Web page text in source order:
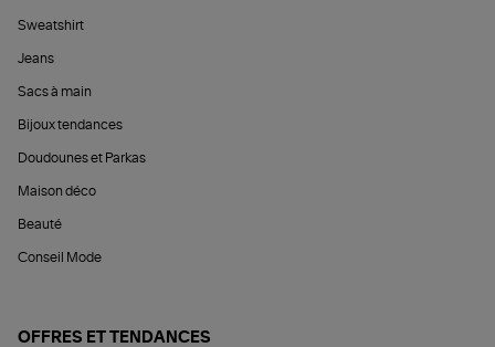
Sweatshirt
Jeans
Sacs à main
Bijoux tendances
Doudounes et Parkas
Maison déco
Beauté
Conseil Mode
OFFRES ET TENDANCES